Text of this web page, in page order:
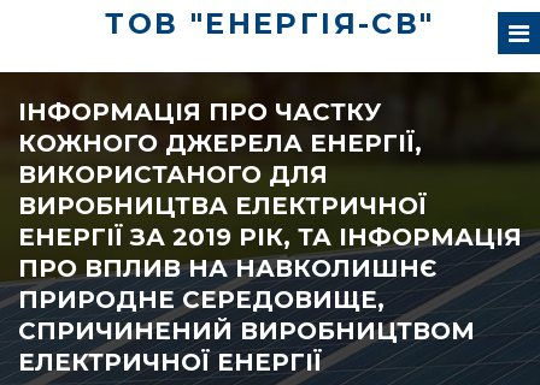
ТОВ "ЕНЕРГІЯ-СВ"
ІНФОРМАЦІЯ ПРО ЧАСТКУ
КОЖНОГО ДЖЕРЕЛА ЕНЕРГІЇ,
ВИКОРИСТАНОГО ДЛЯ
ВИРОБНИЦТВА ЕЛЕКТРИЧНОЇ
ЕНЕРГІЇ ЗА 2019 РІК, ТА ІНФОРМАЦІЯ
ПРО ВПЛИВ НА НАВКОЛИШНЄ
ПРИРОДНЕ СЕРЕДОВИЩЕ,
СПРИЧИНЕНИЙ ВИРОБНИЦТВОМ
ЕЛЕКТРИЧНОЇ ЕНЕРГІЇ